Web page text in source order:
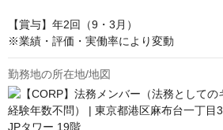
【賞与】年2回（9・3月）
※業績・評価・実働率により変動
勤務地の所在地/地図